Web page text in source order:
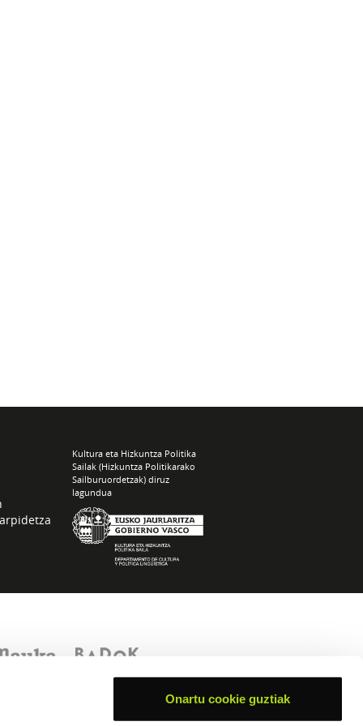
Onartu cookie guztiak
Kultura eta Hizkuntza Politika
Sailak (Hizkuntza Politikarako
Sailburuordetzak) diruz
lagundua